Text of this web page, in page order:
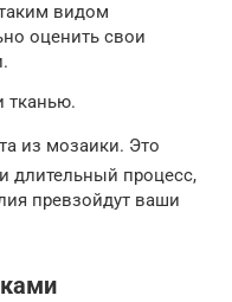
видом
оценить свои
тканью.
из мозаики. Это
длительный процесс,
превзойдут ваши